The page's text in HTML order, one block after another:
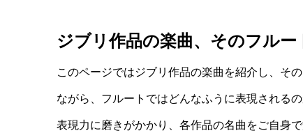
ジブリ作品の楽曲、そのフルー
このページではジブリ作品の楽曲を紹介し、そ
ながら、フルートではどんなふうに表現される
表現力に磨きがかかり、各作品の名曲をご自身